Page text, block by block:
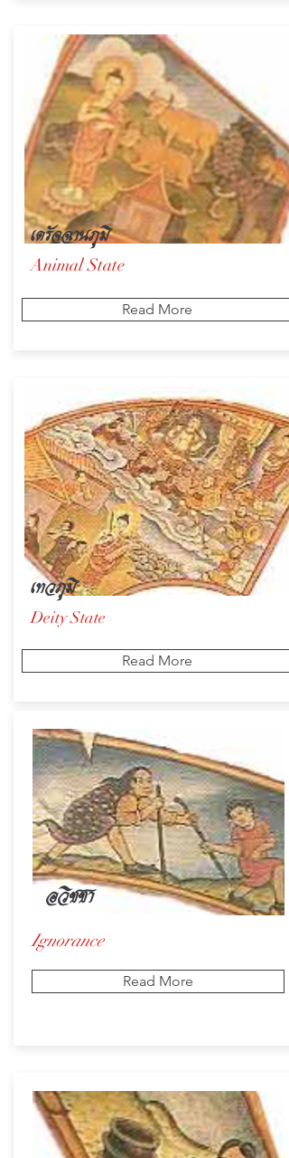
เดรัจฉานภูมิ
Animal State
Read More
เทวภูมิ
Deity State
Read More
Ignorance
Read More
อวิชชา